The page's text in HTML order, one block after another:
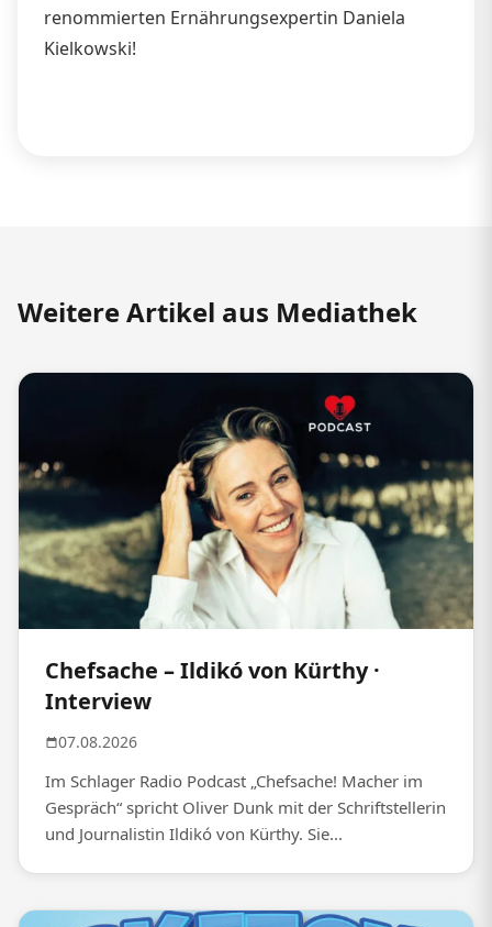
renommierten Ernährungsexpertin Daniela
Kielkowski!
Weitere Artikel aus Mediathek
Chefsache – Ildikó von Kürthy ·
Interview
07.08.2026
Im Schlager Radio Podcast „Chefsache! Macher im
Gespräch“ spricht Oliver Dunk mit der Schriftstellerin
und Journalistin Ildikó von Kürthy. Sie...